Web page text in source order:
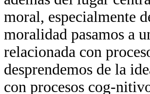
moral, especialmente
moralidad pasamos a
relacionada con
desprendemos de la
con procesos cog-